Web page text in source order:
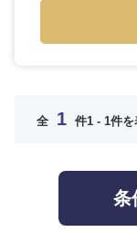
メディカ
不動産専
門職
建設・施
エンター
サービス
大阪府
全 1 件1 - 1件を
条